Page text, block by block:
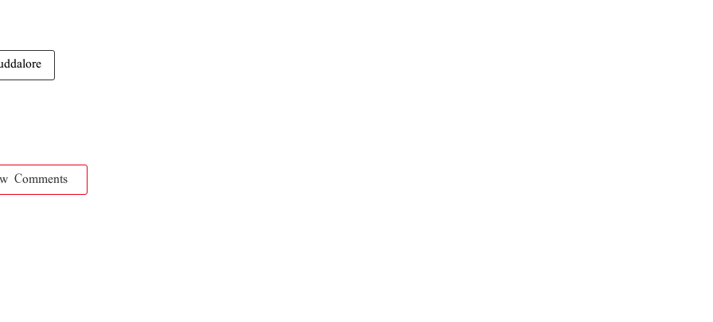
Comments